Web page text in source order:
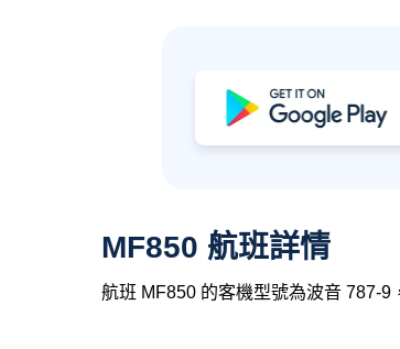
MF850 航班詳情
航班 MF850 的客機型號為波音 787-9